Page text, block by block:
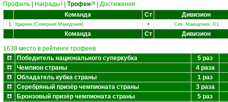
Профиль Награды 1 Трофеи26
Достижения
Команда
Ст Дивизион
1. Ударник (Северная Македония) + Сев. Македония, D1
Команда Ст Дивизион
1638 место в рейтинге трофеев
Победитель национального суперкубка
5 раз
Чемпион страны
4 раза
Обладатель кубка страны
1 раз
Серебряный призёр чемпионата страны
3 раза
Бронзовый призёр чемпионата страны
5 раз